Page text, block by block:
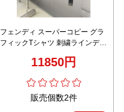
フェンディ スーパーコピー グラ
フィックTシャツ 刺繍ラインデザ
11850円
販売個数2件